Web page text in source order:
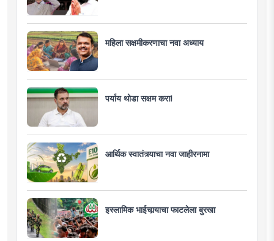
महिला सक्षमीकरणाचा नवा अध्याय
पर्याय थोडा सक्षम करा!
आर्थिक स्वातंत्र्याचा नवा जाहीरनामा
इस्लामिक भाईचार्‍याचा फाटलेला बुरखा